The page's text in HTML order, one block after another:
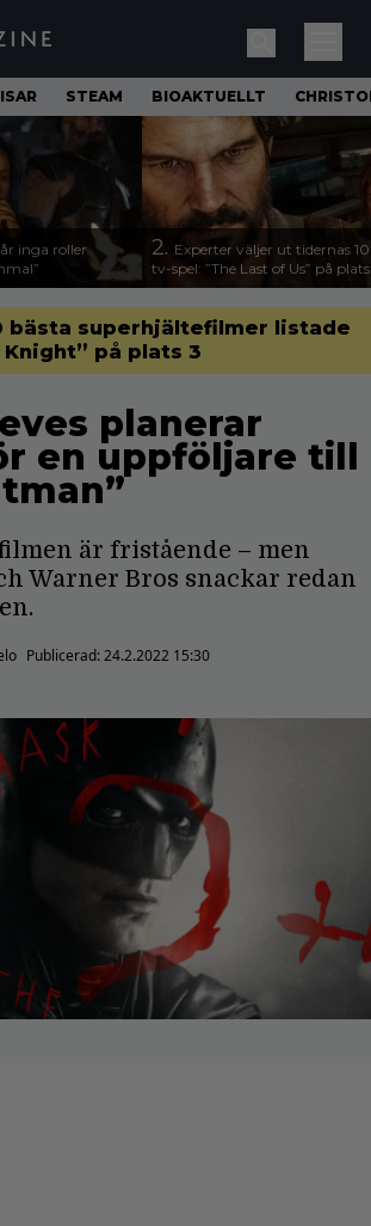
STEAM BIOAKTUELLT
inga roller
2. Experter väljer ut tidernas
tv-spel: ”The Last of Us” på
bästa superhjältefilmer listade
Knight” på plats 3
planerar
en uppföljare till
är fristående – men
Warner Bros snackar redan
Publicerad:24.2.2022 15:30